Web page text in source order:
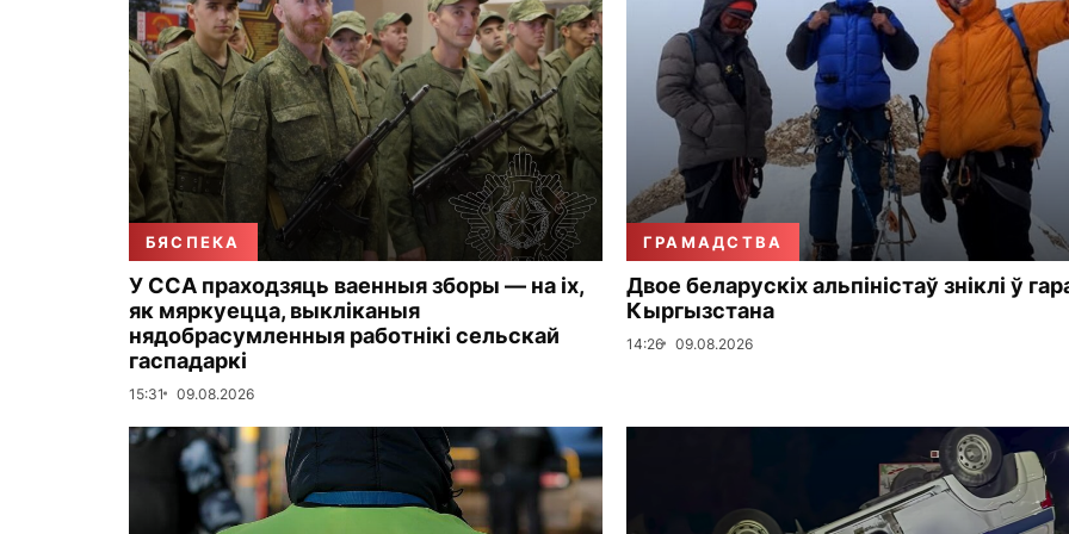
БЯСПЕКА
У ССА праходзяць ваенныя зборы — на іх,
як мяркуецца, выкліканыя
нядобрасумленныя работнікі сельскай
гаспадаркі
15:31 09.08.2026
ГРАМАДСТВА
Двое беларускіх альпіністаў зніклі ў
Кыргызстана
14:26 09.08.2026